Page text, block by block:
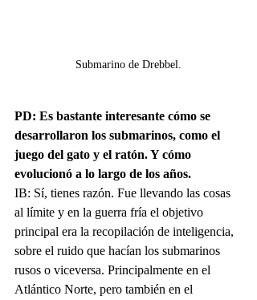
Submarino de Drebbel.
PD: Es bastante interesante cómo se
desarrollaron los submarinos, como el
juego del gato y el ratón. Y cómo
evolucionó a lo largo de los años.
IB: Sí, tienes razón. Fue llevando las cosas
al límite y en la guerra fría el objetivo
principal era la recopilación de inteligencia,
sobre el ruido que hacían los submarinos
rusos o viceversa. Principalmente en el
Atlántico Norte, pero también en el